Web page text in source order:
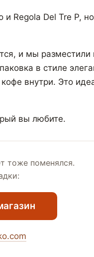
Regola Del Tre P,
и мы разместили
в стиле
внутри. Это
вы любите.
тоже поменялся.